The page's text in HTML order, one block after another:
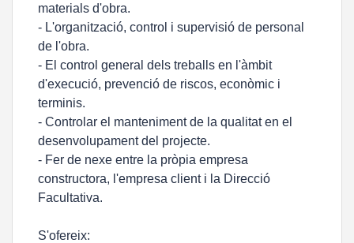
materials d'obra.
- L'organització, control i supervisió de personal
de l'obra.
- El control general dels treballs en l'àmbit
d'execució, prevenció de riscos, econòmic i
terminis.
- Controlar el manteniment de la qualitat en el
desenvolupament del projecte.
- Fer de nexe entre la pròpia empresa
constructora, l'empresa client i la Direcció
Facultativa.
S'ofereix: